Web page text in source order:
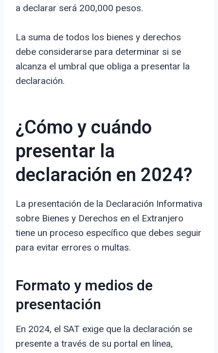
a declarar será 200,000 pesos.
La suma de todos los bienes y derechos
debe considerarse para determinar si se
alcanza el umbral que obliga a presentar la
declaración.
¿Cómo y cuándo
presentar la
declaración en 2024?
La presentación de la Declaración Informativa
sobre Bienes y Derechos en el Extranjero
tiene un proceso específico que debes seguir
para evitar errores o multas.
Formato y medios de
presentación
En 2024, el SAT exige que la declaración se
presente a través de su portal en línea,